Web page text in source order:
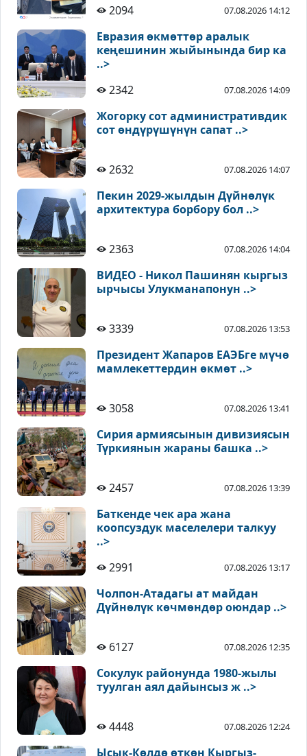
2094 07.08.2026 14:12
Евразия өкмөттөр аралык
кеңешинин жыйынында бир ка
..>
2342
07.08.2026 14:09
Жогорку сот административдик
сот өндүрүшүнүн сапат ..>
2632 07.08.2026 14:07
Пекин 2029-жылдын Дүйнөлүк
архитектура борбору бол ..>
2363 07.08.2026 14:04
ВИДЕО - Никол Пашинян кыргыз
ырчысы Улукманапонун ..>
3339 07.08.2026 13:53
Президент Жапаров ЕАЭБге мүчө
мамлекеттердин өкмөт ..>
3058 07.08.2026 13:41
Сирия армиясынын дивизиясын
Түркиянын жараны башка ..>
2457 07.08.2026 13:39
Баткенде чек ара жана
коопсуздук маселелери талкуу
..>
2991
07.08.2026 13:17
Чолпон-Атадагы ат майдан
Дүйнөлүк көчмөндөр оюндар ..>
6127 07.08.2026 12:35
Сокулук районунда 1980-жылы
туулган аял дайынсыз ж ..>
4448 07.08.2026 12:24
Ысык-Көлдө өткөн Кыргыз-